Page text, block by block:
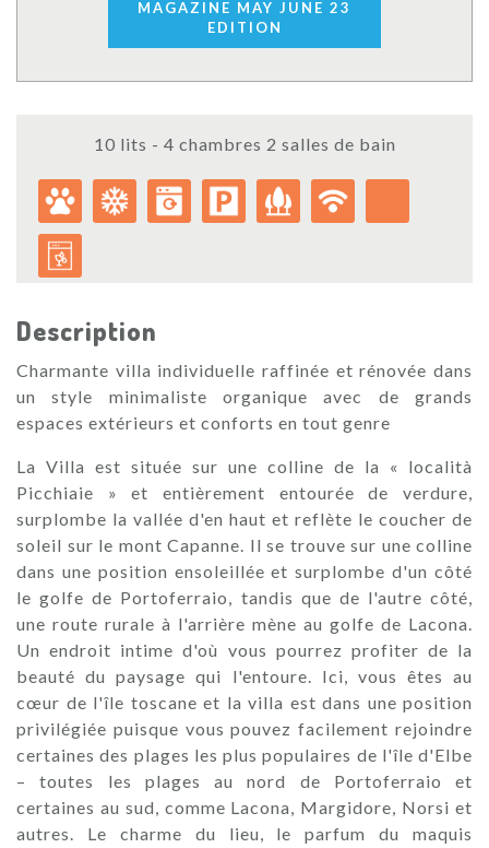
MAGAZINE MAY JUNE 23
EDITION
10 lits - 4 chambres 2 salles de bain
Description
Charmante villa individuelle raffinée et rénovée dans
un style minimaliste organique avec de grands
espaces extérieurs et conforts en tout genre
La Villa est située sur une colline de la « località
Picchiaie » et entièrement entourée de verdure,
surplombe la vallée d'en haut et reflète le coucher de
soleil sur le mont Capanne. Il se trouve sur une colline
dans une position ensoleillée et surplombe d'un côté
le golfe de Portoferraio, tandis que de l'autre côté,
une route rurale à l'arrière mène au golfe de Lacona.
Un endroit intime d'où vous pourrez profiter de la
beauté du paysage qui l'entoure. Ici, vous êtes au
cœur de l'île toscane et la villa est dans une position
privilégiée puisque vous pouvez facilement rejoindre
certaines des plages les plus populaires de l'île d'Elbe
– toutes les plages au nord de Portoferraio et
certaines au sud, comme Lacona, Margidore, Norsi et
autres. Le charme du lieu, le parfum du maquis